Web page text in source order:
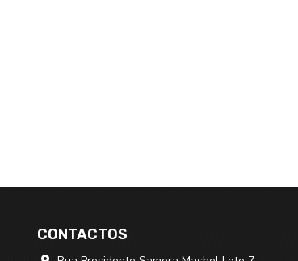
CONTACTOS